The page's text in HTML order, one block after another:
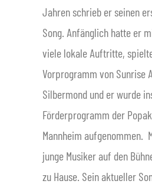
Jahren schrieb er seinen
Song. Anfänglich hatte er
viele lokale Auftritte,
Vorprogramm von Sunrise
Silbermond und er wurde
Förderprogramm der
Mannheim aufgenommen.
junge Musiker auf den
zu Hause. Sein aktueller